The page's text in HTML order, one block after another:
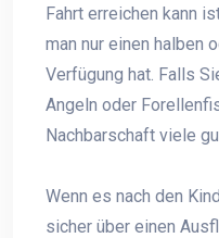
Fahrt erreichen kann
man nur einen halben
Verfügung hat. Falls
Angeln oder
Nachbarschaft viele
Wenn es nach den
sicher über einen